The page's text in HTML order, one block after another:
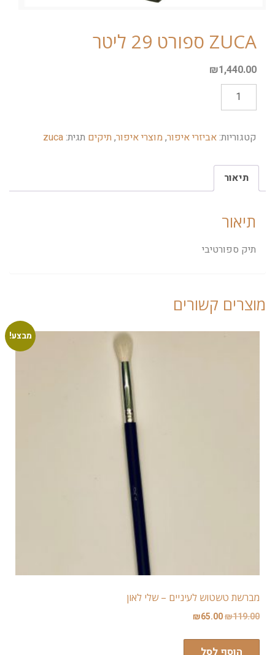
ZUCA ספורט 29 ליטר
₪1,440.00
קטגוריות:אביזרי איפור,מוצרי איפור, תיקים תגית:zuca
תיאור
תיאור
תיק ספורטיבי
מוצרים קשורים
מבצע!
מברשת טשטוש לעיניים – שלי לאון
₪119.00
₪65.00
הוסף לסל